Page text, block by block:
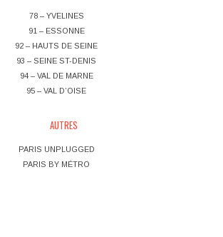
78 – YVELINES
91 – ESSONNE
92 – HAUTS DE SEINE
93 – SEINE ST-DENIS
94 – VAL DE MARNE
95 – VAL D’OISE
AUTRES
PARIS UNPLUGGED
PARIS BY MÉTRO